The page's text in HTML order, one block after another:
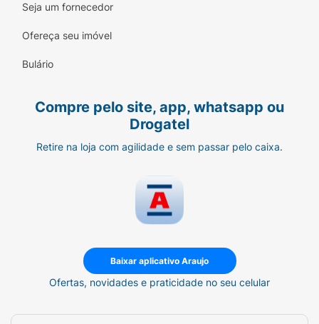
Seja um fornecedor
Ofereça seu imóvel
Bulário
Compre pelo site, app, whatsapp ou
Drogatel
Retire na loja com agilidade e sem passar pelo caixa.
Baixar aplicativo Araujo
Ofertas, novidades e praticidade no seu celular